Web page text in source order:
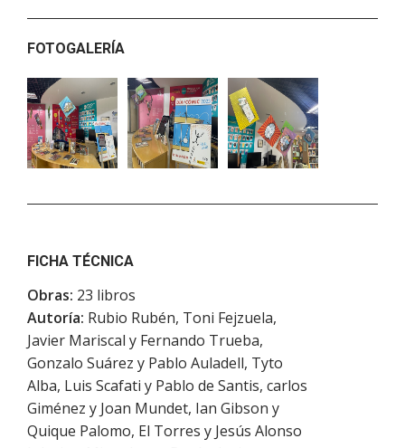
FOTOGALERÍA
FICHA TÉCNICA
Obras: 23 libros
Autoría: Rubio Rubén, Toni Fejzuela,
Javier Mariscal y Fernando Trueba,
Gonzalo Suárez y Pablo Auladell, Tyto
Alba, Luis Scafati y Pablo de Santis, carlos
Giménez y Joan Mundet, Ian Gibson y
Quique Palomo, El Torres y Jesús Alonso